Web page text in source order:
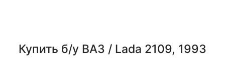
Купить б/у ВАЗ / Lada 2109, 1993